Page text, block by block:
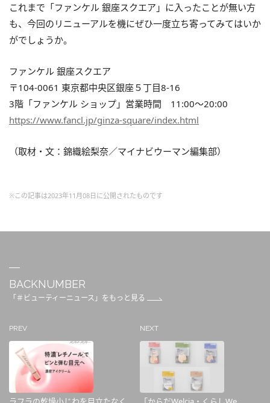
これまで「ファンケル 銀座スクエア」に入ったことが無い方
も、今回のリニューアルを機にぜひ一度立ち寄ってみてはいか
がでしょうか。
ファンケル 銀座スクエア
〒104-0061 東京都中央区銀座５丁目8-16
3階「ファンケル ショップ」営業時間 11:00～20:00
https://www.fancl.jp/ginza-square/index.html
（取材・文：錦織絵梨奈／マイナビウーマン編集部）
※この記事は2023年11月08日に公開されたものです
BACKNUMBER
「＃ビューティーニュース」をもっと見る
PREV NEXT